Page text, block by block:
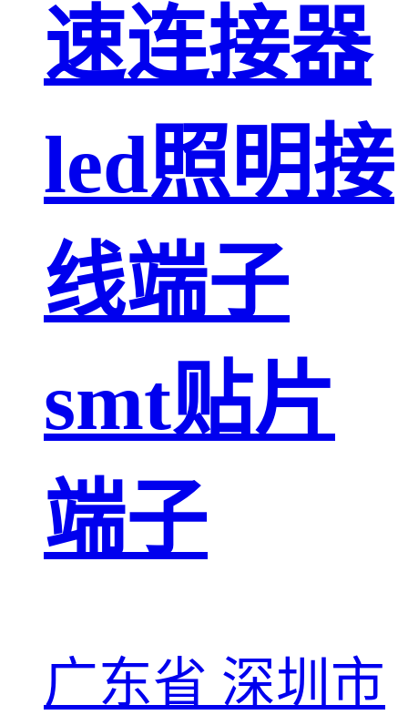
速连接器
led照明接
线端子
smt贴片
端子
广东省 深圳市